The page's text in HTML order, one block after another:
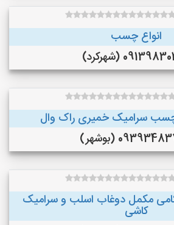
انواع چسب
(شهرکرد)
سرامیک خمیری راک وال
(بوشهر)
مکمل دوغاب اسلب و سرامیک
کاشی